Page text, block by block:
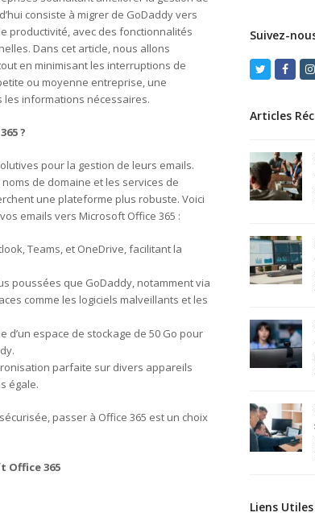
consiste à migrer de GoDaddy vers
productivité, avec des fonctionnalités
Dans cet article, nous allons
en minimisant les interruptions de
ou moyenne entreprise, une
les informations nécessaires.
?
pour la gestion de leurs emails.
de domaine et les services de
une plateforme plus robuste. Voici
emails vers Microsoft Office 365 :
Teams, et OneDrive, facilitant la
poussées que GoDaddy, notamment via
comme les logiciels malveillants et les
d’un espace de stockage de 50 Go pour
parfaite sur divers appareils
égale.
passer à Office 365 est un choix
Office 365
Suivez-
Twitter
Articles
Liens Utiles